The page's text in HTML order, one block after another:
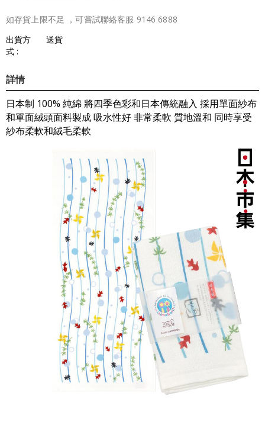
如存貨上限不足 ，可嘗試聯絡客服 9146 6888
出貨方
式 :
送貨
詳情
日本制 100% 純綿 將四季色彩和日本傳統融入 採用單面紗布
和單面絨頭面料製成 吸水性好 非常柔軟 質地溫和 同時享受
紗布柔軟和絨毛柔軟